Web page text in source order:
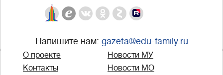
Напишите нам: gazeta@edu-family.ru
О проекте
Контакты
Новости МУ
Новости МО